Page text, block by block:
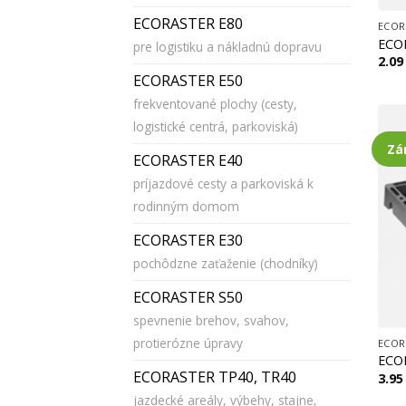
ECORASTER E80
pre logistiku a nákladnú dopravu
ECORASTER E50
frekventované plochy (cesty,
logistické centrá, parkoviská)
ECORASTER E40
príjazdové cesty a parkoviská k
rodinným domom
ECORASTER E30
pochôdzne zaťaženie (chodníky)
ECORASTER S50
spevnenie brehov, svahov,
protierózne úpravy
ECORASTER TP40, TR40
jazdecké areály, výbehy, stajne,
2.09
3.95